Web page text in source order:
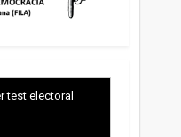
test electoral